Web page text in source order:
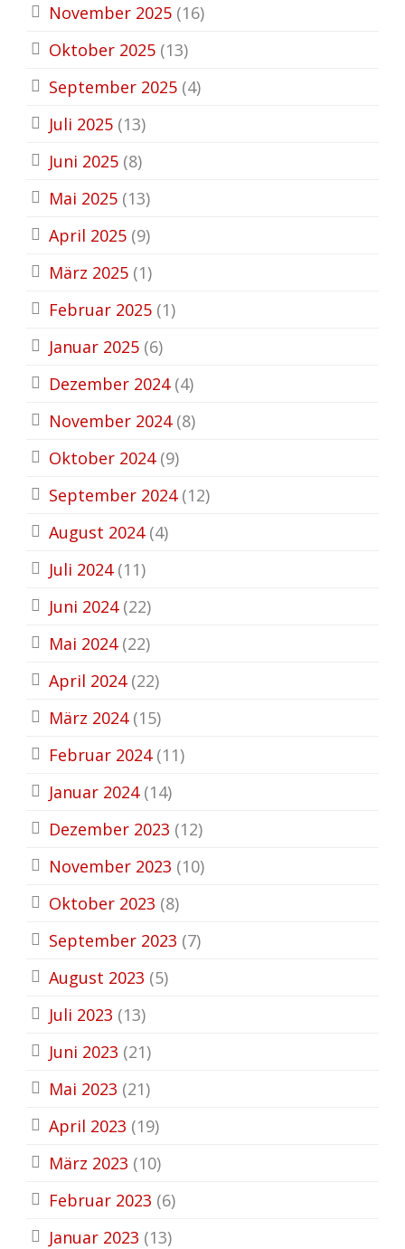
November 2025 (16)
Oktober 2025 (13)
September 2025 (4)
Juli 2025 (13)
Juni 2025 (8)
Mai 2025 (13)
April 2025 (9)
März 2025 (1)
Februar 2025 (1)
Januar 2025 (6)
Dezember 2024(4)
November 2024(8)
Oktober 2024(9)
September 2024(12)
August 2024(4)
Juli 2024(11)
Juni 2024(22)
Mai 2024(22)
April 2024(22)
März 2024(15)
Februar 2024(11)
Januar 2024(14)
Dezember 2023 (12)
November 2023 (10)
Oktober 2023 (8)
September 2023 (7)
August 2023 (5)
Juli 2023 (13)
Juni 2023 (21)
Mai 2023 (21)
April 2023 (19)
März 2023 (10)
Februar 2023 (6)
Januar 2023 (13)